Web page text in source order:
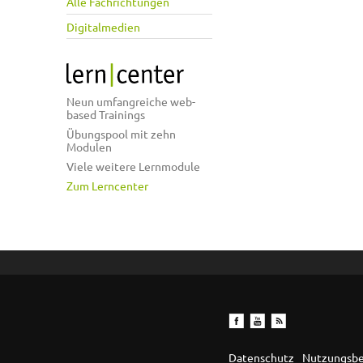
Digitalmedien
Neun umfangreiche web-
based Trainings
Übungspool mit zehn
Modulen
Viele weitere Lernmodule
Zum Lerncenter
Datenschutz